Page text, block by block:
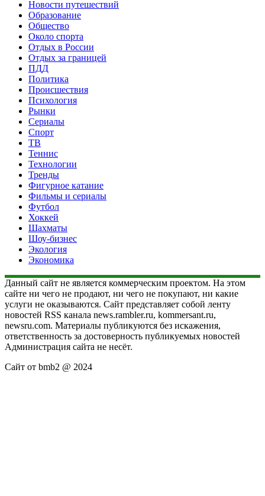
Новости путешествий
Образование
Общество
Около спорта
Отдых в России
Отдых за границей
ПДД
Политика
Происшествия
Психология
Рынки
Сериалы
Спорт
ТВ
Теннис
Технологии
Тренды
Фигурное катание
Фильмы и сериалы
Футбол
Хоккей
Шахматы
Шоу-бизнес
Экология
Экономика
Данный сайт не является коммерческим проектом. На этом
сайте ни чего не продают, ни чего не покупают, ни какие
услуги не оказываются. Сайт представляет собой ленту
новостей RSS канала news.rambler.ru, kommersant.ru,
newsru.com. Материалы публикуются без искажения,
ответственность за достоверность публикуемых новостей
Администрация сайта не несёт.
Сайт от bmb2 @ 2024